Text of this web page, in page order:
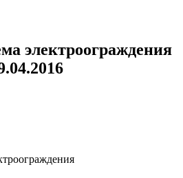
электроограждения